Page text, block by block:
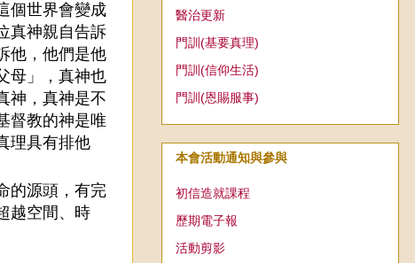
個世界會變成
真神親自告訴
他，他們是他
母」，真神也
神，真神是不
督教的神是唯
理具有排他
的源頭，有完
越空間、時
醫治更新
門訓(基要真理)
門訓(信仰生活)
門訓(恩賜服事)
本會活動通知與參與
初信造就課程
歷期電子報
活動剪影